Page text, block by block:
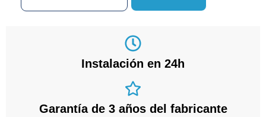
Instalación en 24h
Garantía de 3 años del fabricante